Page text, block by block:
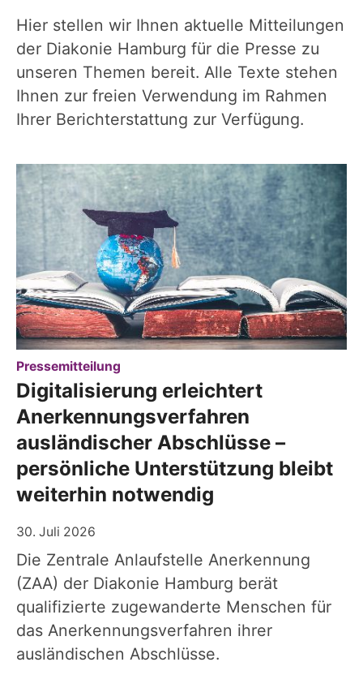
Hier stellen wir Ihnen aktuelle Mitteilungen
der Diakonie Hamburg für die Presse zu
unseren Themen bereit. Alle Texte stehen
Ihnen zur freien Verwendung im Rahmen
Ihrer Berichterstattung zur Verfügung.
Pressemitteilung
Digitalisierung erleichtert
Anerkennungsverfahren
ausländischer Abschlüsse –
persönliche Unterstützung bleibt
weiterhin notwendig
30. Juli 2026
Die Zentrale Anlaufstelle Anerkennung
(ZAA) der Diakonie Hamburg berät
qualifizierte zugewanderte Menschen für
das Anerkennungsverfahren ihrer
ausländischen Abschlüsse.